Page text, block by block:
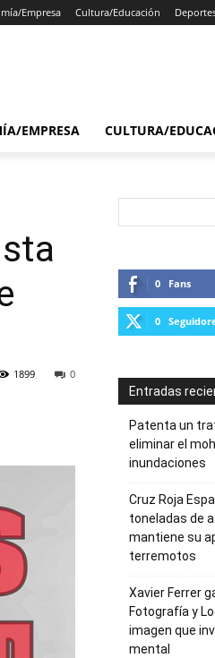
Empresa Cultura/Educación
EMPRESA CULTURA/
0
1899
0 Fans
0
Entradas
Patenta un
eliminar el
inundaciones
Cruz Roja
toneladas de
mantiene su
terremotos
Xavier Ferrer
Fotografía y
imagen que
mental